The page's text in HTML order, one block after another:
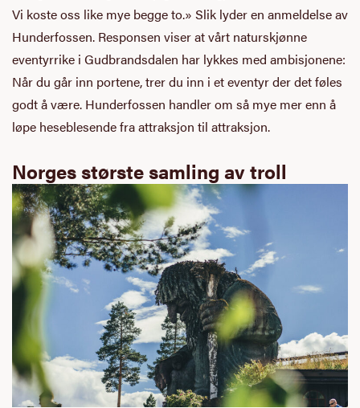
Vi koste oss like mye begge to.» Slik lyder en anmeldelse av
Hunderfossen. Responsen viser at vårt naturskjønne
eventyrrike i Gudbrandsdalen har lykkes med ambisjonene:
Når du går inn portene, trer du inn i et eventyr der det føles
godt å være. Hunderfossen handler om så mye mer enn å
løpe heseblesende fra attraksjon til attraksjon.
Norges største samling av troll